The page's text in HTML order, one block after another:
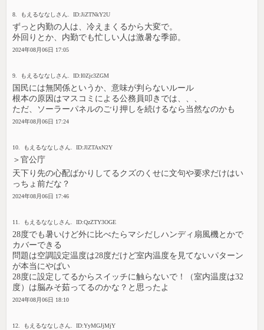
8. もえるななしさん. ID:JiZTNkY2U
ずっと内勤の人は、冷えまくるから大変で。
外回りとか、内勤でも忙しい人は激暑な季節。
2024年08月06日 17:05
9. もえるななしさん. ID:I0Zjc3ZGM
国民には無関係というか、意味が判らないルール
根本の原因はマスコミによる公務員叩きでは、、、
ただ、ソーラーパネルのごり押しを続けるなら当然なのかも
2024年08月06日 17:24
10. もえるななしさん. ID:JlZTAxN2Y
＞官公庁
天下り先の心配ばかりしてるクズのくせに文句や要求だけはい
っちょ前だな？
2024年08月06日 17:46
11. もえるななしさん. ID:QzZTY3OGE
28度でも暑いけど外に比べたらマシだしハンディ扇風機とかで
カバーできる
問題は空調設定温度は28度だけど室内温度を見てないパターン
が本当にやばい
28度に設定してるからスイッチに触らないで！（室内温度は32
度）は脳みそ茹ってるのかな？と思ったよ
2024年08月06日 18:10
12. もえるななしさん. ID:YyMGJjMjY